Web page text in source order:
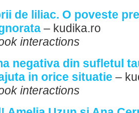
de liliac. O poveste
– kudika.ro
interactions
negativa din sufletul
in orice situatie –
interactions